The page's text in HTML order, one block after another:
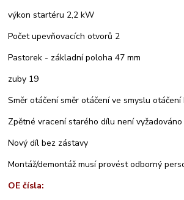
výkon startéru 2,2 kW
Počet upevňovacích otvorů 2
Pastorek - základní poloha 47 mm
zuby 19
Směr otáčení směr otáčení ve smyslu
Zpětné vracení starého dílu není vyžadováno
Nový díl bez zástavy
Montáž/demontáž musí provést odborný
OE čísla: